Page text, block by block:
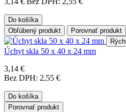
Do košíka
Obľúbený produkt
Porovnať produkt
Úchyt skla 50 x 40 x 24 mm
3,14 €
Bez DPH: 2,55 €
Do košíka
Porovnať produkt